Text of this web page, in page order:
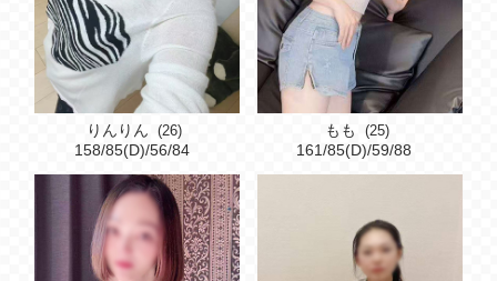
りんりん (26)
158/85(D)/56/84
もも (25)
161/85(D)/59/88